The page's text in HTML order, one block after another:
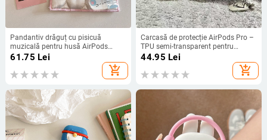
Pandantiv drăguț cu pisicuă
muzicală pentru husă AirPods
(silicon; stil desen animat;
disponibilă)
61.75 Lei
add_shopping_cart
Carcasă de protecție AirPods Pro –
TPU semi-transparent pentru
generațiile 1, 2 și 3
44.95 Lei
add_shopping_cart